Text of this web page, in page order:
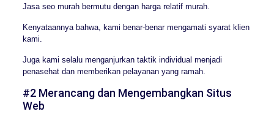
Jasa seo murah bermutu dengan harga relatif murah.
Kenyataannya bahwa, kami benar-benar mengamati syarat klien
kami.
Juga kami selalu menganjurkan taktik individual menjadi
penasehat dan memberikan pelayanan yang ramah.
#2 Merancang dan Mengembangkan Situs
Web